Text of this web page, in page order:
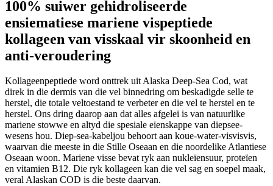
100% suiwer gehidroliseerde
ensiematiese mariene vispeptiede
kollageen van visskaal vir skoonheid en
anti-veroudering
Kollageenpeptiede word onttrek uit Alaska Deep-Sea Cod, wat
direk in die dermis van die vel binnedring om beskadigde selle te
herstel, die totale veltoestand te verbeter en die vel te herstel en te
herstel. Ons dring daarop aan dat alles afgelei is van natuurlike
mariene stowwe en altyd die spesiale eienskappe van diepsee-
wesens hou. Diep-sea-kabeljou behoort aan koue-water-visvisvis,
waarvan die meeste in die Stille Oseaan en die noordelike Atlantiese
Oseaan woon. Mariene visse bevat ryk aan nukleïensuur, proteïen
en vitamien B12. Die ryk kollageen kan die vel sag en soepel maak,
veral Alaskan COD is die beste daarvan.